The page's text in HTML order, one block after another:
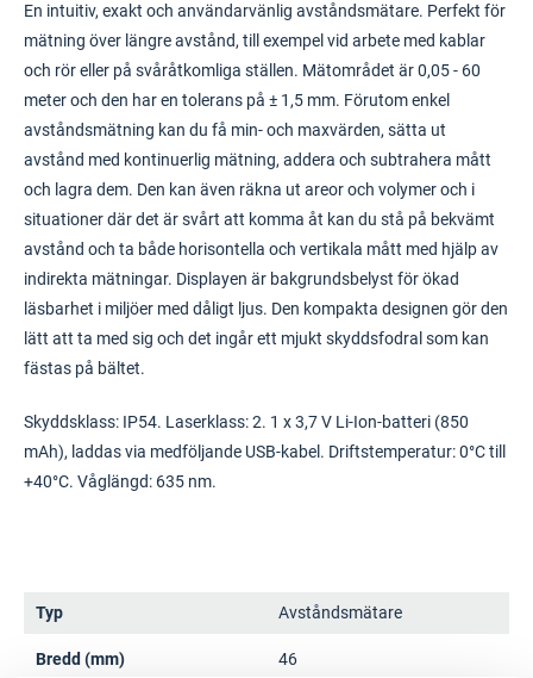
En intuitiv, exakt och användarvänlig avståndsmätare. Perfekt för
mätning över längre avstånd, till exempel vid arbete med kablar
och rör eller på svåråtkomliga ställen. Mätområdet är 0,05 - 60
meter och den har en tolerans på ± 1,5 mm. Förutom enkel
avståndsmätning kan du få min- och maxvärden, sätta ut
avstånd med kontinuerlig mätning, addera och subtrahera mått
och lagra dem. Den kan även räkna ut areor och volymer och i
situationer där det är svårt att komma åt kan du stå på bekvämt
avstånd och ta både horisontella och vertikala mått med hjälp av
indirekta mätningar. Displayen är bakgrundsbelyst för ökad
läsbarhet i miljöer med dåligt ljus. Den kompakta designen gör den
lätt att ta med sig och det ingår ett mjukt skyddsfodral som kan
fästas på bältet.
Skyddsklass: IP54. Laserklass: 2. 1 x 3,7 V Li-Ion-batteri (850
mAh), laddas via medföljande USB-kabel. Driftstemperatur: 0°C till
+40°C. Våglängd: 635 nm.
Typ Avståndsmätare
Bredd (mm) 46